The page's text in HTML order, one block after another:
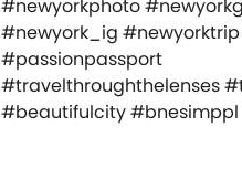
#newyorkphoto
#newyork_ig #newyorktrip
#passionpassport
#travelthroughthelenses
#beautifulcity #bnesimppl